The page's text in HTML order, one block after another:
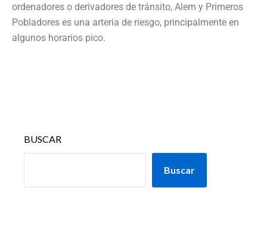
ordenadores o derivadores de tránsito, Alem y Primeros
Pobladores es una arteria de riesgo, principalmente en
algunos horarios pico.
BUSCAR
Buscar